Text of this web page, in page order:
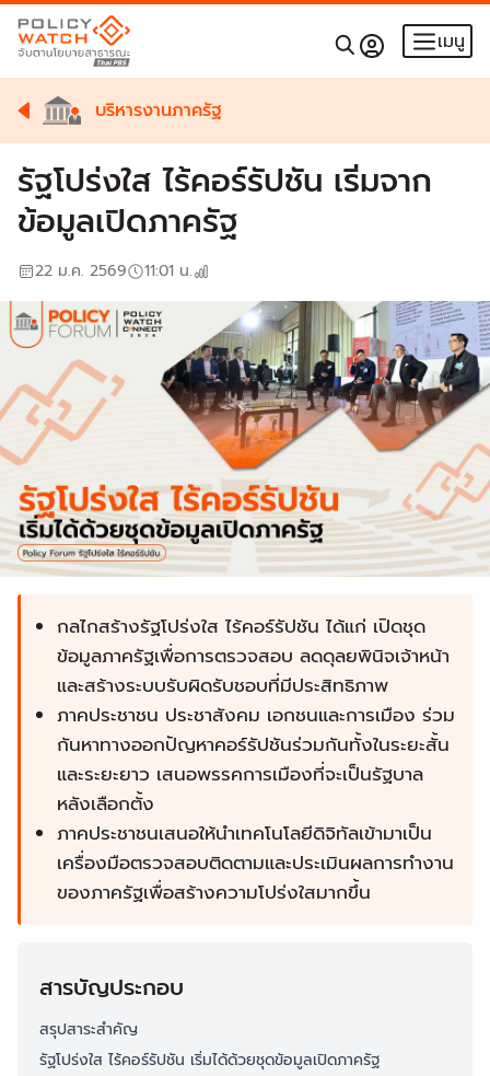
เมนู
บริหารงานภาครัฐ
รัฐโปร่งใส ไร้คอร์รัปชัน เริ่มจาก
ข้อมูลเปิดภาครัฐ
22 ม.ค. 2569 11:01 น.
กลไกสร้างรัฐโปร่งใส ไร้คอร์รัปชัน ได้แก่ เปิดชุด
ข้อมูลภาครัฐเพื่อการตรวจสอบ ลดดุลยพินิจเจ้าหน้า
และสร้างระบบรับผิดรับชอบที่มีประสิทธิภาพ
ภาคประชาชน ประชาสังคม เอกชนและการเมือง ร่วม
กันหาทางออกปัญหาคอร์รัปชันร่วมกันทั้งในระยะสั้น
และระยะยาว เสนอพรรคการเมืองที่จะเป็นรัฐบาล
หลังเลือกตั้ง
ภาคประชาชนเสนอให้นำเทคโนโลยีดิจิทัลเข้ามาเป็น
เครื่องมือตรวจสอบติดตามและประเมินผลการทำงาน
ของภาครัฐเพื่อสร้างความโปร่งใสมากขึ้น
สารบัญประกอบ
สรุปสาระสำคัญ
รัฐโปร่งใส ไร้คอร์รัปชัน เริ่มได้ด้วยชุดข้อมูลเปิดภาครัฐ